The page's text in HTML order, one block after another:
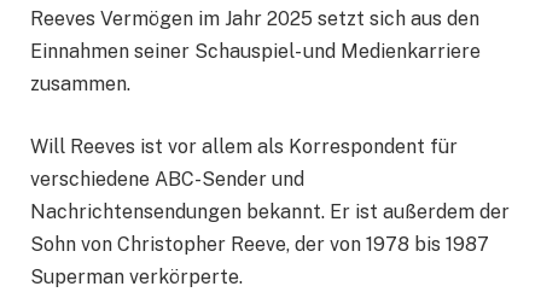
Reeves Vermögen im Jahr 2025 setzt sich aus den
Einnahmen seiner Schauspiel- und Medienkarriere
zusammen.
Will Reeves ist vor allem als Korrespondent für
verschiedene ABC-Sender und
Nachrichtensendungen bekannt. Er ist außerdem der
Sohn von Christopher Reeve, der von 1978 bis 1987
Superman verkörperte.